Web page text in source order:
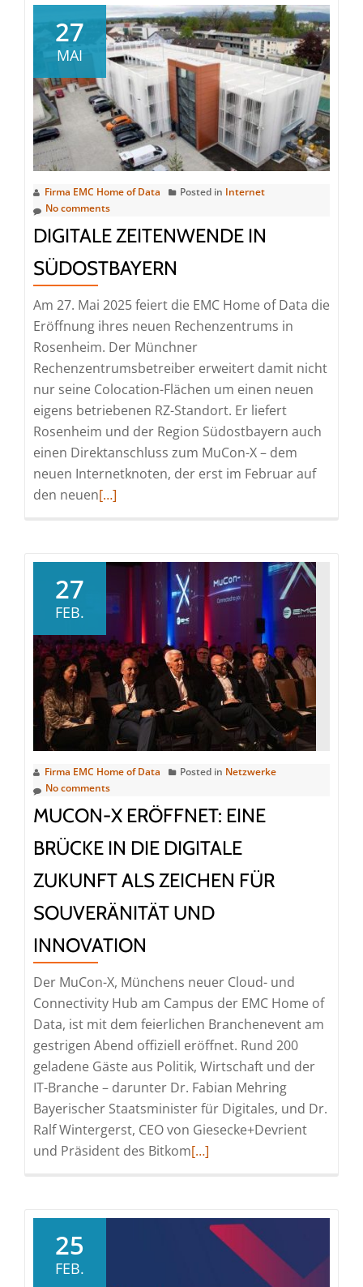
Rechenzentrum
in
Rosenheim
eröffnet
27
MAI
Firma EMC Home of Data Posted in Internet
No comments
DIGITALE ZEITENWENDE IN
SÜDOSTBAYERN
Am 27. Mai 2025 feiert die EMC Home of Data die
Eröffnung ihres neuen Rechenzentrums in
Rosenheim. Der Münchner
Rechenzentrumsbetreiber erweitert damit nicht
nur seine Colocation-Flächen um einen neuen
eigens betriebenen RZ-Standort. Er liefert
Rosenheim und der Region Südostbayern auch
einen Direktanschluss zum MuCon-X – dem
neuen Internetknoten, der erst im Februar auf
den neuenRead
Zeitenwende
in
Südostbayern
[…]
27
FEB.
Firma EMC Home of Data Posted in Netzwerke
No comments
MUCON-X ERÖFFNET: EINE
BRÜCKE IN DIE DIGITALE
ZUKUNFT ALS ZEICHEN FÜR
SOUVERÄNITÄT UND
INNOVATION
Der MuCon-X, Münchens neuer Cloud- und
Connectivity Hub am Campus der EMC Home of
Data, ist mit dem feierlichen Branchenevent am
gestrigen Abend offiziell eröffnet. Rund 200
geladene Gäste aus Politik, Wirtschaft und der
IT-Branche – darunter Dr. Fabian Mehring
Bayerischer Staatsminister für Digitales, und Dr.
Ralf Wintergerst, CEO von Giesecke+Devrient
und Präsident des BitkomRead
eröffnet:
[…]
25
FEB.